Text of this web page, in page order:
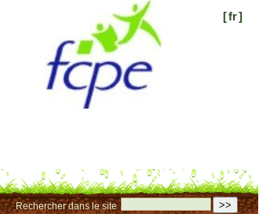
[fr]
>>
Rechercher dans le site